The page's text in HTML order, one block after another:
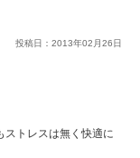
投稿日： 2013年02 月26日
ストレスは無く快適に